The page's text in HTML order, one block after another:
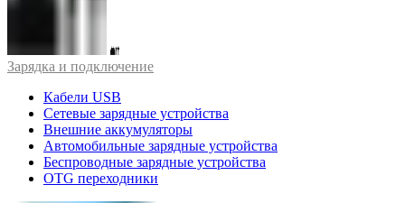
Зарядка и подключение
Кабели USB
Сетевые зарядные устройства
Внешние аккумуляторы
Автомобильные зарядные устройства
Беспроводные зарядные устройства
OTG переходники